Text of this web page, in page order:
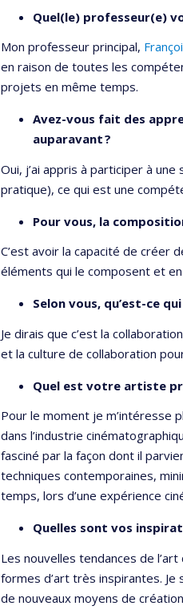
Quel(le) professeur(e)
Mon professeur principal,
en raison de toutes les
projets en même temps.
Avez-vous fait des
auparavant ?
Oui, j’ai appris à participer à
pratique), ce qui est une
Pour vous, la
C’est avoir la capacité de créer
éléments qui le composent et
Selon vous, qu’est-ce
Je dirais que c’est la
et la culture de collaboration
Quel est votre artiste
Pour le moment je m’intéresse
dans l’industrie
fasciné par la façon dont il
techniques contemporaines,
temps, lors d’une expérience
Quelles sont vos
Les nouvelles tendances de
formes d’art très inspirantes.
de nouveaux moyens de